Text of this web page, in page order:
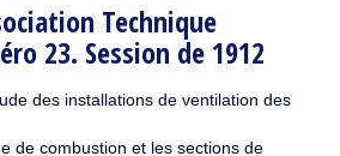
Technique
23. Session de 1912
des installations de ventilation des
de combustion et les sections de